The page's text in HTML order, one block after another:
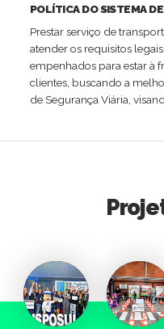
POLÍTICA DO SISTEMA
Prestar serviço de
atender os requisitos
empenhados para estar à
clientes, buscando a
de Segurança Viária,